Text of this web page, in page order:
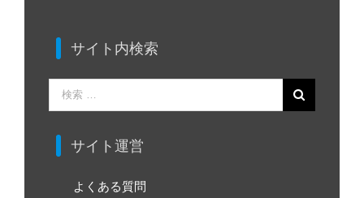
サイト内検索
索
サイト運営
よくある質問